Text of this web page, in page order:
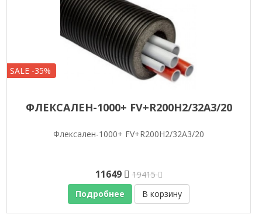
SALE -35%
ФЛЕКСАЛЕН-1000+ FV+R200H2/32A3/20
Флексален-1000+ FV+R200H2/32A3/20
11649
19415
Подробнее
В корзину